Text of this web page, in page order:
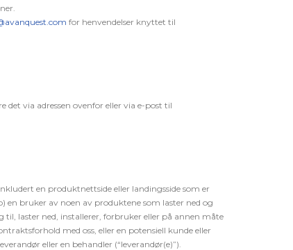
for henvendelser knyttet til
det via adressen ovenfor eller via e-post til
en produktnettside eller landingsside som er
en bruker av noen av produktene som laster ned og
laster ned, installerer, forbruker eller på annen måte
med oss, eller en potensiell kunde eller
eller en behandler (“leverandør(e)”).